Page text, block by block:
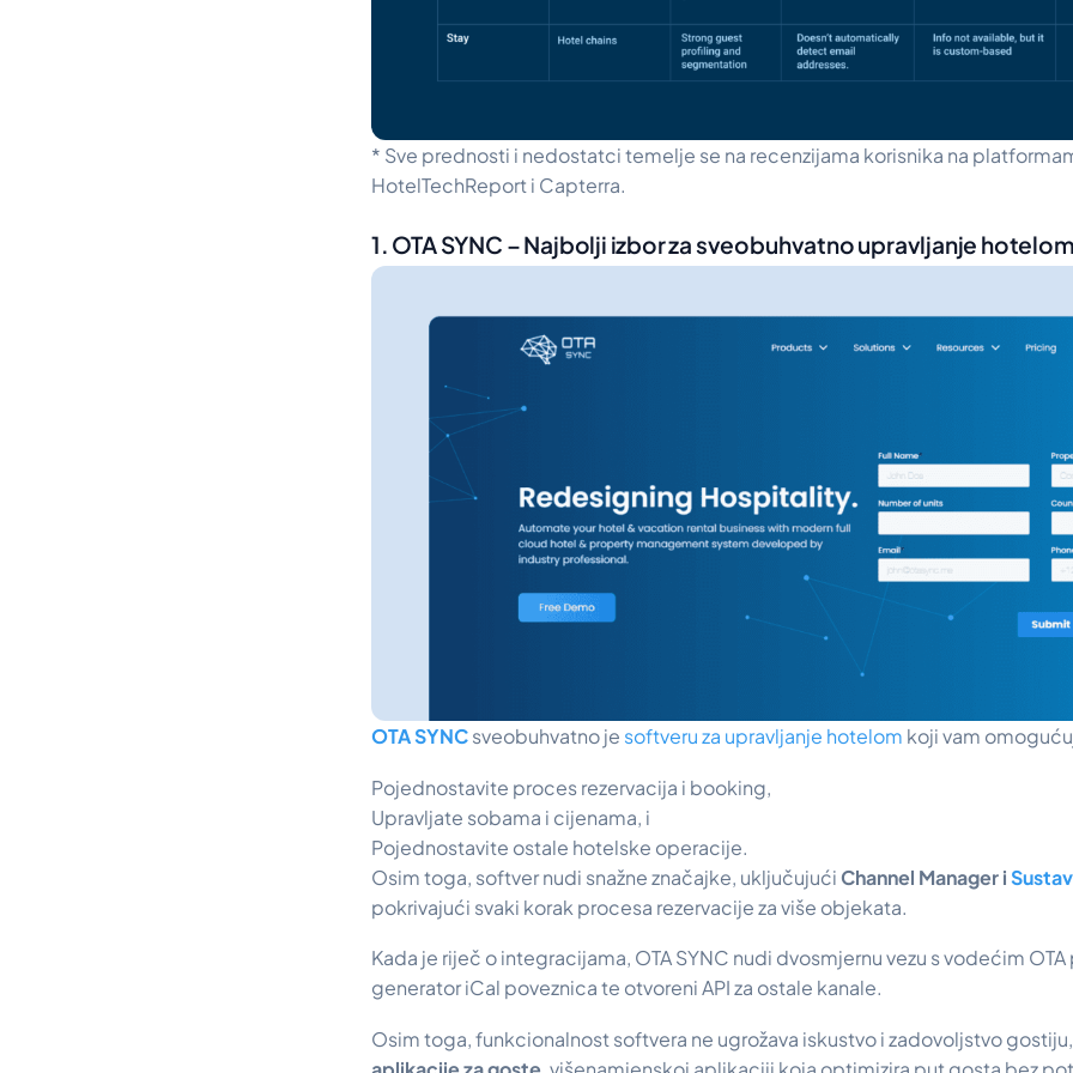
* Sve prednosti i nedostatci temelje se na recenzijama korisnika na
HotelTechReport i Capterra.
1. OTA SYNC – Najbolji izbor za sveobuhvatno upravljanje
OTA SYNCsveobuhvatno je softveru za upravljanje hotelom koji vam
Pojednostavite proces rezervacija i booking,
Upravljate sobama i cijenama, i
Pojednostavite ostale hotelske operacije.
Osim toga, softver nudi snažne značajke, uključujućiChannel Manager i
pokrivajući svaki korak procesa rezervacije za više objekata.
Kada je riječ o integracijama, OTA SYNC nudi dvosmjernu vezu s vodećim
generator iCal poveznica te otvoreni API za ostale kanale.
Osim toga, funkcionalnost softvera ne ugrožava iskustvo i zadovoljstvo